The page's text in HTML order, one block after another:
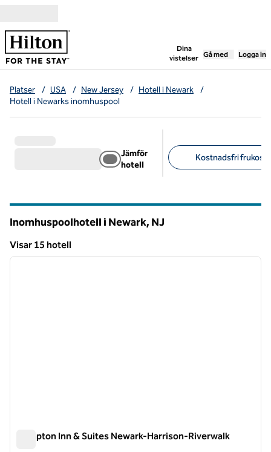
Dina
vistelser
,öppnar ny flik
Gå med Logga in
Platser / USA / New Jersey / Hotell i Newark
/
Hotell i Newarks inomhuspool
Jämför
hotell
Kostnadsfri frukost
Inomhuspoolhotell i Newark, NJ
Visar 15 hotell
Visar 15 hotell
1 av 12
nästa
Hampton Inn & Suites Newark-Harrison-Riverwalk